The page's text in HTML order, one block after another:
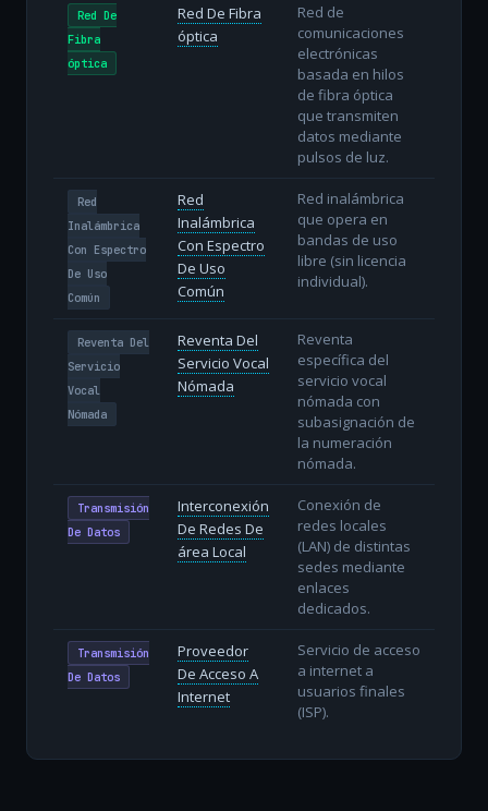
Red De
Fibra
óptica
Red De Fibra
óptica
Red de
comunicaciones
electrónicas
basada en hilos
de fibra óptica
que transmiten
datos mediante
pulsos de luz.
Red
Inalámbrica
Con Espectro
De Uso
Común
Red
Inalámbrica
Con Espectro
De Uso
Común
Red inalámbrica
que opera en
bandas de uso
libre (sin licencia
individual).
Reventa Del
Servicio
Vocal
Nómada
Reventa Del
Servicio Vocal
Nómada
Reventa
específica del
servicio vocal
nómada con
subasignación de
la numeración
nómada.
Transmisión
De Datos
Interconexión
De Redes De
área Local
Conexión de
redes locales
(LAN) de distintas
sedes mediante
enlaces
dedicados.
Transmisión
De Datos
Proveedor
De Acceso A
Internet
Servicio de acceso
a internet a
usuarios finales
(ISP).